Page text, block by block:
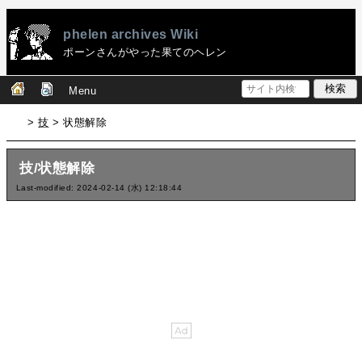
phelen archives Wiki
ポーンさんがやった果てのヘレン
Menu
>技 > 状態解除
技/状態解除
Last-modified: 2024-02-14 (水) 12:18:44